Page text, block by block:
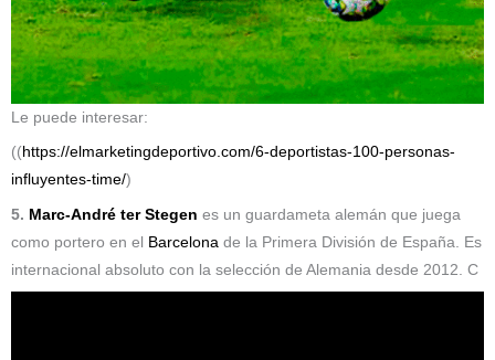
Le puede interesar:
((https://elmarketingdeportivo.com/6-deportistas-100-personas-
influyentes-time/)
5. Marc-André ter Stegen es un guardameta alemán que juega
como portero en el
Barcelona de la Primera División de España. Es
internacional absoluto con la selección de Alemania desde 2012.​​​ C